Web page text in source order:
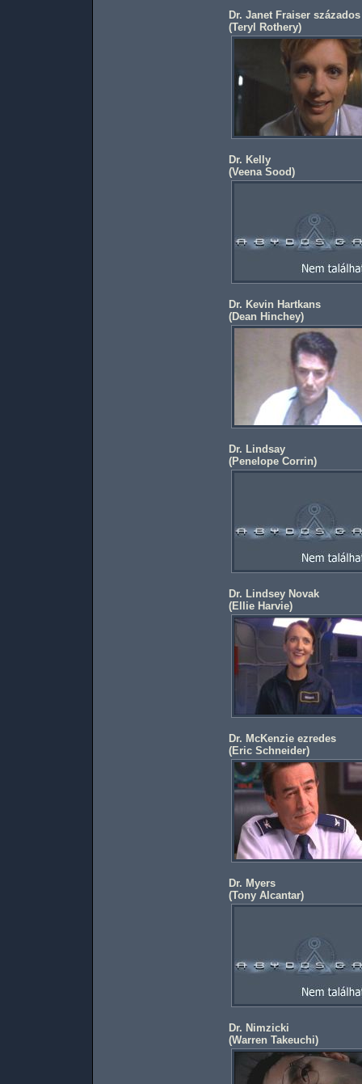
Dr. Janet Fraiser
(Teryl Rothery)
Dr. Kelly
(Veena Sood)
Dr. Kevin Hartkans
(Dean Hinchey)
Dr. Lindsay
(Penelope Corrin)
Dr. Lindsey Novak
(Ellie Harvie)
Dr. McKenzie ezredes
(Eric Schneider)
Dr. Myers
(Tony Alcantar)
Dr. Nimzicki
(Warren Takeuchi)